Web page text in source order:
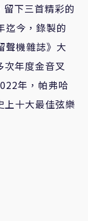
下三首精彩的
迄今，錄製的
聲機雜誌》大
次年度金音叉
年，帕弗哈
十大最佳弦樂